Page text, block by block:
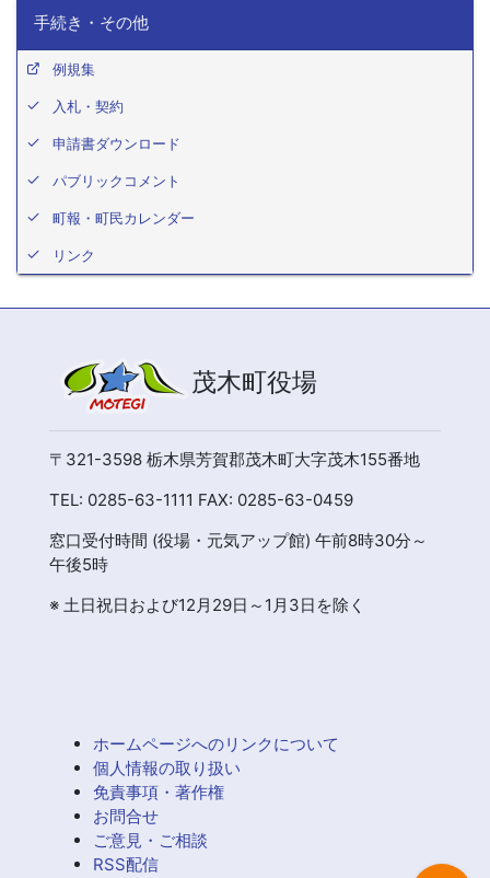
手続き・その他
例規集
入札・契約
申請書ダウンロード
パブリックコメント
町報・町民カレンダー
リンク
茂木町役場
〒321-3598 栃木県芳賀郡茂木町大字茂木155番地
TEL: 0285-63-1111 FAX: 0285-63-0459
窓口受付時間 (役場・元気アップ館) 午前8時30分～
午後5時
※ 土日祝日および12月29日～1月3日を除く
ホームページへのリンクについて
個人情報の取り扱い
免責事項・著作権
お問合せ
ご意見・ご相談
RSS配信